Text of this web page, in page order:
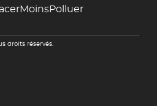
droits réservés.